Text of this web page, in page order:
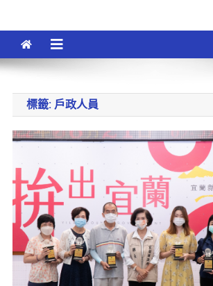
標籤: 戶政人員